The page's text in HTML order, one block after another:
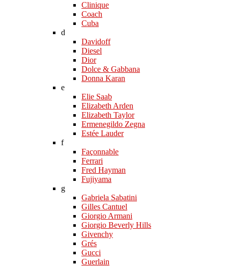
Clinique
Coach
Cuba
d
Davidoff
Diesel
Dior
Dolce & Gabbana
Donna Karan
e
Elie Saab
Elizabeth Arden
Elizabeth Taylor
Ermenegildo Zegna
Estée Lauder
f
Façonnable
Ferrari
Fred Hayman
Fujiyama
g
Gabriela Sabatini
Gilles Cantuel
Giorgio Armani
Giorgio Beverly Hills
Givenchy
Grés
Gucci
Guerlain